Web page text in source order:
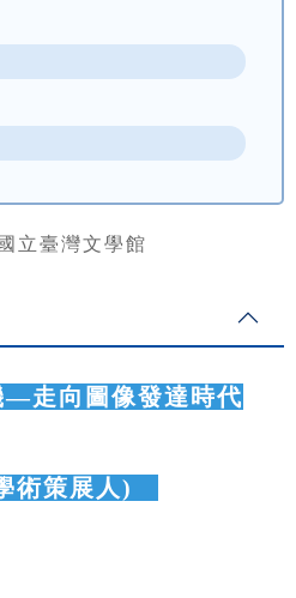
國立臺灣文學館
—走向圖像發達時代
術策展人)